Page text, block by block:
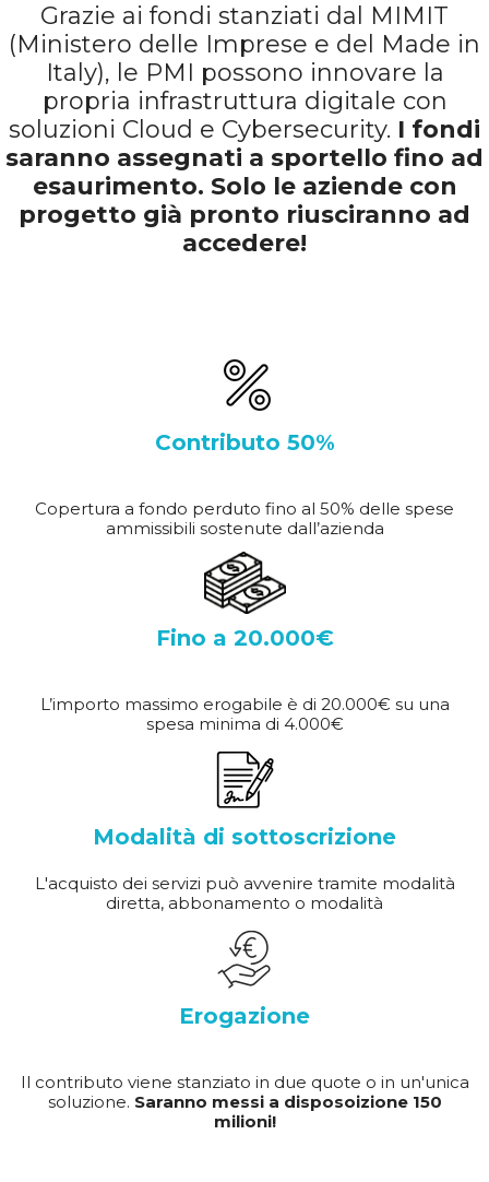
Grazie ai fondi stanziati dal MIMIT
(Ministero delle Imprese e del Made in
Italy), le PMI possono innovare la
propria infrastruttura digitale con
soluzioni Cloud e Cybersecurity. I fondi
saranno assegnati a sportello fino ad
esaurimento. Solo le aziende con
progetto già pronto riusciranno ad
accedere!
Contributo 50%
Copertura a fondo perduto fino al 50% delle spese
ammissibili sostenute dall’azienda
Fino a 20.000€
L’importo massimo erogabile è di 20.000€ su una
spesa minima di 4.000€
Modalità di sottoscrizione
L'acquisto dei servizi può avvenire tramite modalità
diretta, abbonamento o modalità
Erogazione
Il contributo viene stanziato in due quote o in un'unica
soluzione. Saranno messi a disposoizione 150
milioni!